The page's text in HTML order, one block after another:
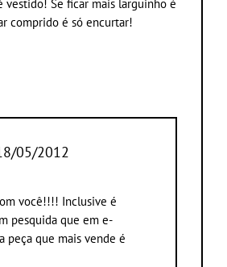
vestido! Se ficar mais larguinho é
comprido é só encurtar!
05/2012
você!!!! Inclusive é
pesquida que em e-
peça que mais vende é